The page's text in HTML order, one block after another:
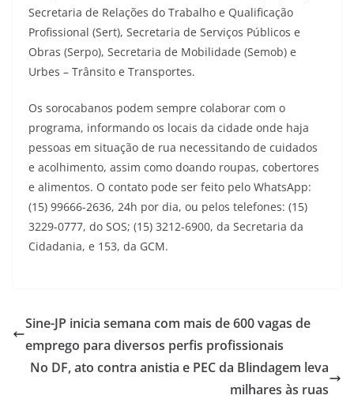
Secretaria de Relações do Trabalho e Qualificação
Profissional (Sert), Secretaria de Serviços Públicos e
Obras (Serpo), Secretaria de Mobilidade (Semob) e
Urbes – Trânsito e Transportes.
Os sorocabanos podem sempre colaborar com o
programa, informando os locais da cidade onde haja
pessoas em situação de rua necessitando de cuidados
e acolhimento, assim como doando roupas, cobertores
e alimentos. O contato pode ser feito pelo WhatsApp:
(15) 99666-2636, 24h por dia, ou pelos telefones: (15)
3229-0777, do SOS; (15) 3212-6900, da Secretaria da
Cidadania, e 153, da GCM.
Sine-JP inicia semana com mais de 600 vagas de
emprego para diversos perfis profissionais
No DF, ato contra anistia e PEC da Blindagem leva
milhares às ruas